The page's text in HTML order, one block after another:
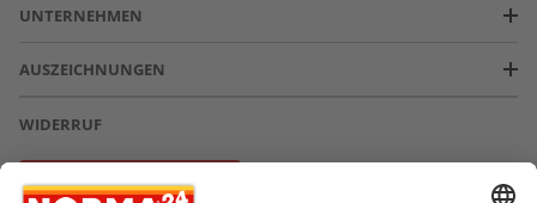
UNTERNEHMEN
AUSZEICHNUNGEN
WIDERRUF
Vertrag widerrufen